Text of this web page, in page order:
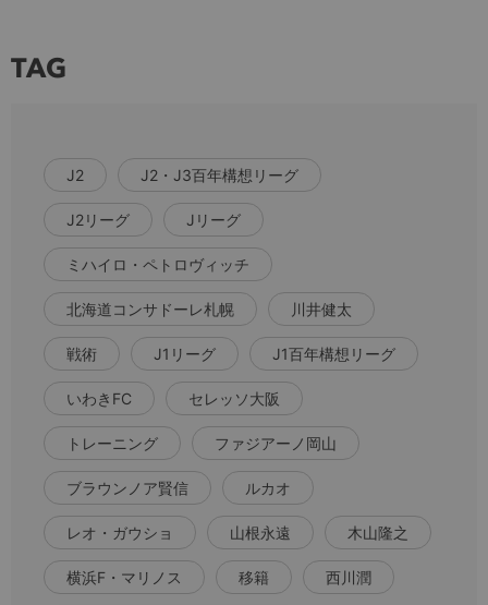
TAG
J2 J2・J3百年構想リーグ
J2リーグ Jリーグ
ミハイロ・ペトロヴィッチ
北海道コンサドーレ札幌 川井健太
戦術 J1リーグ J1百年構想リーグ
いわきFC セレッソ大阪
トレーニング ファジアーノ岡山
ブラウンノア賢信 ルカオ
レオ・ガウショ 山根永遠 木山隆之
横浜F・マリノス 移籍 西川潤